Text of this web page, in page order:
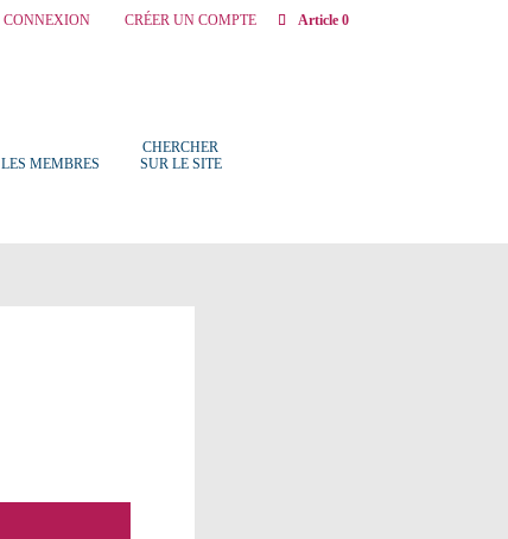
CONNEXION CRÉER UN COMPTE Article 0
LES MEMBRES
CHERCHER
SUR LE SITE